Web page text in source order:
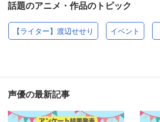
話題のアニメ・作品のトピック
【ライター】渡辺せせり イベント
声優の最新記事